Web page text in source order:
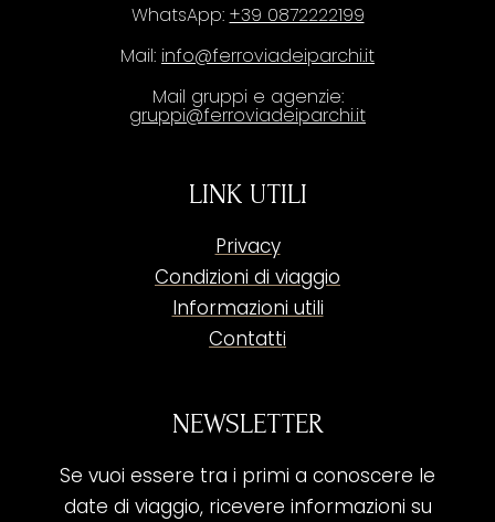
WhatsApp: +39 0872222199
Mail: info@ferroviadeiparchi.it
Mail gruppi e agenzie:
gruppi@ferroviadeiparchi.it
LINK UTILI
Privacy
Condizioni di viaggio
Informazioni utili
Contatti
NEWSLETTER
Se vuoi essere tra i primi a conoscere le
date di viaggio, ricevere informazioni su